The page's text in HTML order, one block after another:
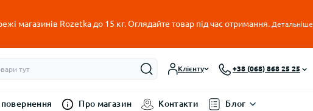
магазинів Rozetka до 15 кг. Оглядайте товар під час отримання. Детальніше
Клієнту +38 (068) 868 25 25
Про магазин Контакти Блог